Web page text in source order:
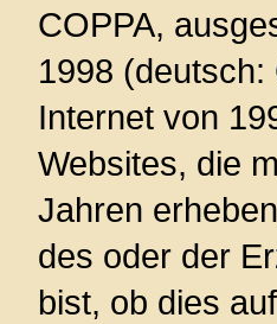
COPPA,
1998
Internet von
Websites, die
Jahren
des oder der
bist, ob dies